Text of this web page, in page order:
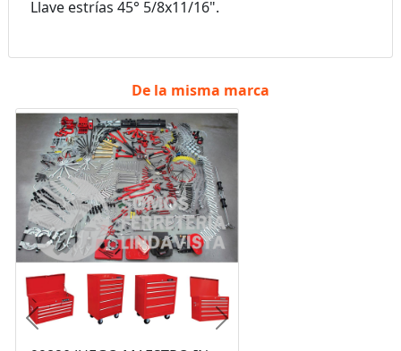
Llave estrías 45° 5/8x11/16".
De la misma marca
Anterior Siguiente